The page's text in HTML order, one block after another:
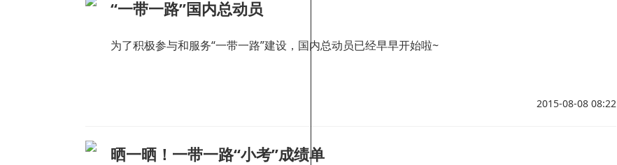
“一带一路”国内总动员
为了积极参与和服务“一带一路”建设，国内总动员已经早早开始啦~
2015-08-08 08:22
晒一晒！一带一路“小考”成绩单